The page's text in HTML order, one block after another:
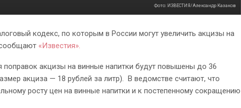
Фото: ИЗВЕСТИЯ/Александр Казаков
кодекс, по которым в России могут увеличить акцизы на
сообщают «Известия».
поправок акцизы на винные напитки будут повышены до 36
акциза — 18 рублей за литр). В ведомстве считают, что
росту цен на винные напитки и к постепенному сокращению